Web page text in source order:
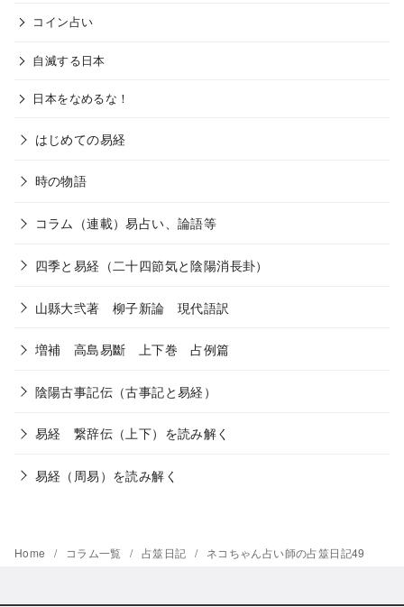
コイン占い
自滅する日本
日本をなめるな！
はじめての易経
時の物語
コラム（連載）易占い、論語等
四季と易経（二十四節気と陰陽消長卦）
山縣大弐著 柳子新論 現代語訳
増補 高島易斷 上下巻 占例篇
陰陽古事記伝（古事記と易経）
易経 繋辞伝（上下）を読み解く
易経（周易）を読み解く
Home コラム一覧 占筮日記 ネコちゃん占い師の占筮日記49